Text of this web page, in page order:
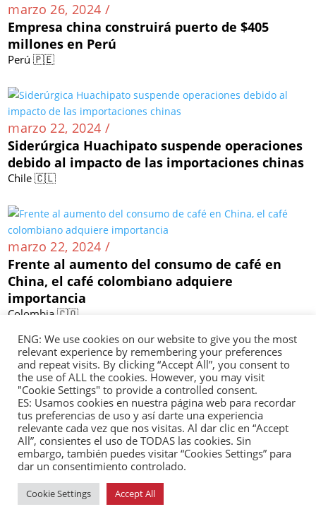
marzo 26, 2024 /
Empresa china construirá puerto de $405
millones en Perú
Perú 🇵🇪
marzo 22, 2024 /
Siderúrgica Huachipato suspende operaciones
debido al impacto de las importaciones chinas
Chile 🇨🇱
marzo 22, 2024 /
Frente al aumento del consumo de café en
China, el café colombiano adquiere
importancia
Colombia 🇨🇴
marzo 22, 2024 /
Tratado entre China y Ecuador implica riesgos
medioambientales
Ecuador 🇪🇨
marzo 21, 2024 /
ENG: We use cookies on our website to give you the most
relevant experience by remembering your preferences
and repeat visits. By clicking “Accept All”, you consent to
the use of ALL the cookies. However, you may visit
"Cookie Settings" to provide a controlled consent.
ES: Usamos cookies en nuestra página web para recordar
tus preferencias de uso y así darte una experiencia
relevante cada vez que nos visitas. Al dar clic en “Accept
All”, consientes el uso de TODAS las cookies. Sin
embargo, también puedes visitar “Cookies Settings” para
dar un consentimiento controlado.
Cookie Settings Accept All